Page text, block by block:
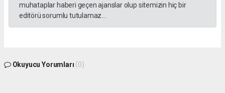
muhataplar haberi geçen ajanslar olup sitemizin hiç bir
editörü sorumlu tutulamaz...
Okuyucu Yorumları (0)